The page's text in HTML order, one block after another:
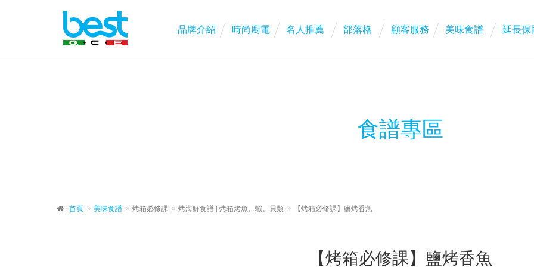
品牌介紹 時尚廚電 名人推薦 部落格 顧客服務 美味食譜 延長保
食譜專區
首頁 美味食譜 烤箱必修課 烤海鮮食譜 | 烤箱烤魚、蝦、貝類 【烤箱必修課】鹽烤香魚
【烤箱必修課】鹽烤香魚